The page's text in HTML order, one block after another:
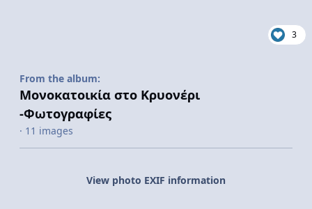
3
From the album:
Μονοκατοικία στο Κρυονέρι
-Φωτογραφίες
· 11 images
View photo EXIF information